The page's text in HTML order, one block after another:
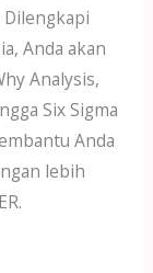
Anda akan
Analysis,
Six Sigma
Anda
lebih